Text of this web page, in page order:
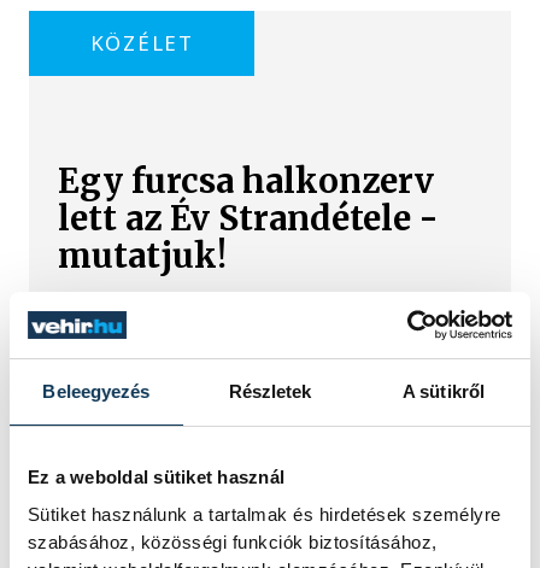
Beleegyezés Részletek A sütikről
Ez a weboldal sütiket használ
Sütiket használunk a tartalmak és hirdetések személyre
szabásához, közösségi funkciók biztosításához,
KÖZÉLET
Egy furcsa halkonzerv
lett az Év Strandétele -
mutatjuk!
A Balatoni Kör idén tizenkettedik
alkalommal hirdette meg az év
strandétele versenyt, amelyre minden
eddiginél több, 22 vendéglátóhely 44
étellel indult. Egy fonyódi hely nyert...
Meglepték az elemzőket
a júliusi inflációs adatok